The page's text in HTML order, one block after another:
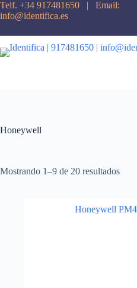
Telf. +34 917481650 | Email:
info@identifica.es
Honeywell
Mostrando 1–9 de 20 resultados